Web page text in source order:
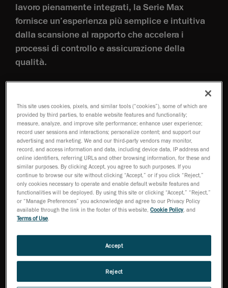
lavoro pienamente integrati, la Serie Max
fornisce un’esperienza più semplice e intuitiva
dalla scansione al rapporto che accelera i
processi di controllo e assicurazione della
qualità.
Accuratezza 0,075 mm
(0,0030 in)
Dalla scansione alla mesh
in pochi secondi
Assistenza in tutto il
This site uses cookies, pixels, and similar tools (“cookies”), some of which are
provided by third parties, to enable website features and functionality;
measure, analyze, and improve site performance; enhance user experience;
record user sessions and interactions; personalize content; and support our
advertising and marketing. We and our third-party vendors may monitor,
record, and access information and data, including device data, IP address and
online identifiers, referring URLs and other browsing information, for these and
similar purposes. By clicking Accept, you agree to such purposes. If you
continue to browse our site without clicking “Accept,” or if you click “Reject,”
only cookies necessary to operate and enable default website features and
functionalities will be deployed. By using this site or clicking “Accept,” “Reject,”
or “Manage Preferences” you acknowledge and agree to our Privacy Policy
available through the link in the footer of this website,Cookie Policy, and
Terms of Use.
Reject
Accept